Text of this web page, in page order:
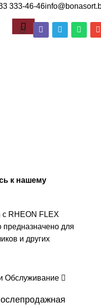
333-46-46
к нашему
с RHEON FLEX
предназначено для
и других
Обслуживание